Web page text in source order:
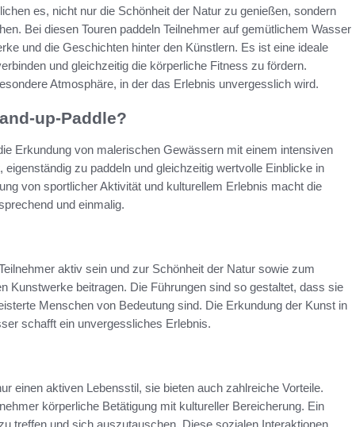
es, nicht nur die Schönheit der Natur zu genießen, sondern
Bei diesen Touren paddeln Teilnehmer auf gemütlichem Wasser
und die Geschichten hinter den Künstlern. Es ist eine ideale
und gleichzeitig die körperliche Fitness zu fördern.
Atmosphäre, in der das Erlebnis unvergesslich wird.
up-Paddle?
Erkundung von malerischen Gewässern mit einem intensiven
zu paddeln und gleichzeitig wertvolle Einblicke in
von sportlicher Aktivität und kulturellem Erlebnis macht die
und einmalig.
aktiv sein und zur Schönheit der Natur sowie zum
Kunstwerke beitragen. Die Führungen sind so gestaltet, dass sie
Menschen von Bedeutung sind. Die Erkundung der Kunst in
schafft ein unvergessliches Erlebnis.
einen aktiven Lebensstil, sie bieten auch zahlreiche Vorteile.
körperliche Betätigung mit kultureller Bereicherung. Ein